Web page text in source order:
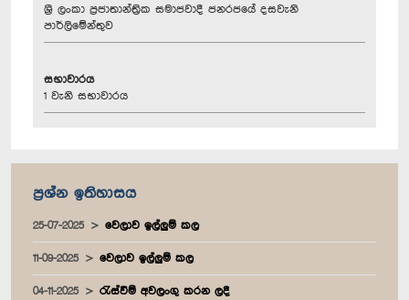
ශ්‍රී ලංකා ප්‍රජාතාන්ත්‍රික සමාජවාදී ජනරජයේ දසවැනි
පාර්ලිමේන්තුව
සභාවාරය
1 වැනි සභාවාරය
ප්‍රශ්න ඉතිහාසය
25-07-2025 වෙලාව ඉල්ලුම් කල
11-09-2025 වෙලාව ඉල්ලුම් කල
04-11-2025 රැස්වීම් අවලංගු කරන ලදී